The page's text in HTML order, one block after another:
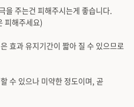
을 주는건 피해주시는게 좋습니다.
피해주세요)
효과 유지기간이 짧아 질 수 있으므로
수 있으나 미약한 정도이며, 곧